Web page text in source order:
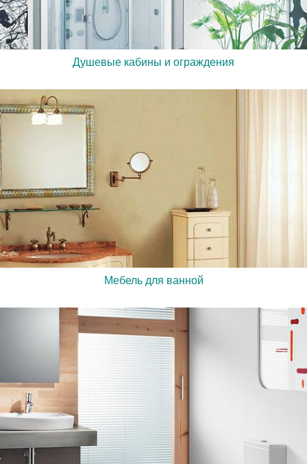
Душевые кабины и ограждения
Мебель для ванной